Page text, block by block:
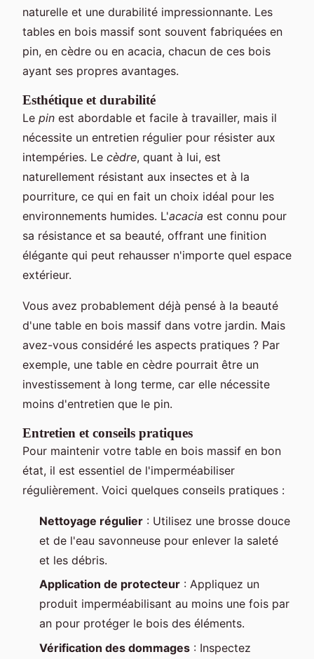
naturelle et une durabilité impressionnante. Les
tables en bois massif sont souvent fabriquées en
pin, en cèdre ou en acacia, chacun de ces bois
ayant ses propres avantages.
Esthétique et durabilité
Le pin est abordable et facile à travailler, mais il
nécessite un entretien régulier pour résister aux
intempéries. Le cèdre, quant à lui, est
naturellement résistant aux insectes et à la
pourriture, ce qui en fait un choix idéal pour les
environnements humides. L'acacia est connu pour
sa résistance et sa beauté, offrant une finition
élégante qui peut rehausser n'importe quel espace
extérieur.
Vous avez probablement déjà pensé à la beauté
d'une table en bois massif dans votre jardin. Mais
avez-vous considéré les aspects pratiques ? Par
exemple, une table en cèdre pourrait être un
investissement à long terme, car elle nécessite
moins d'entretien que le pin.
Entretien et conseils pratiques
Pour maintenir votre table en bois massif en bon
état, il est essentiel de l'imperméabiliser
régulièrement. Voici quelques conseils pratiques :
Nettoyage régulier : Utilisez une brosse douce
et de l'eau savonneuse pour enlever la saleté
et les débris.
Application de protecteur : Appliquez un
produit imperméabilisant au moins une fois par
an pour protéger le bois des éléments.
Vérification des dommages : Inspectez